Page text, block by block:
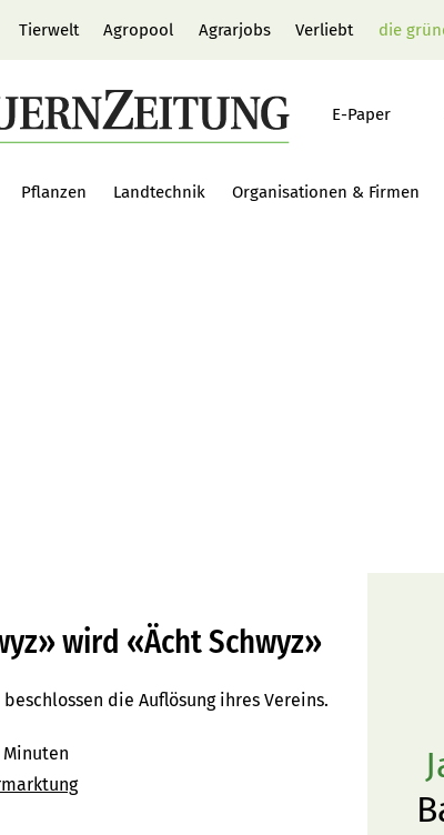
Tierwelt Agropool Agrarjobs Verliebt die
E-Paper
Pflanzen Landtechnik Organisationen & Firmen
wird «Ächt Schwyz»
die Auflösung ihres Vereins.
Minuten